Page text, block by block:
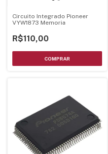
Circuito Integrado Pioneer
VYW1873 Memoria
R$110,00